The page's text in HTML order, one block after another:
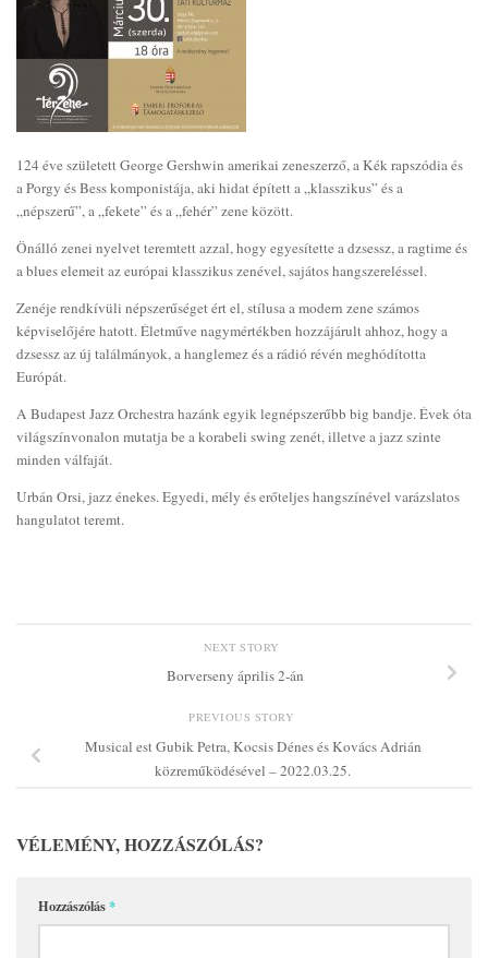
124 éve született George Gershwin amerikai zeneszerző, a Kék rapszódia és
a Porgy és Bess komponistája, aki hidat épített a „klasszikus” és a
„népszerű”, a „fekete” és a „fehér” zene között.
Önálló zenei nyelvet teremtett azzal, hogy egyesítette a dzsessz, a ragtime és
a blues elemeit az európai klasszikus zenével, sajátos hangszereléssel.
Zenéje rendkívüli népszerűséget ért el, stílusa a modern zene számos
képviselőjére hatott. Életműve nagymértékben hozzájárult ahhoz, hogy a
dzsessz az új találmányok, a hanglemez és a rádió révén meghódította
Európát.
A Budapest Jazz Orchestra hazánk egyik legnépszerűbb big bandje. Évek óta
világszínvonalon mutatja be a korabeli swing zenét, illetve a jazz szinte
minden válfaját.
Urbán Orsi, jazz énekes. Egyedi, mély és erőteljes hangszínével varázslatos
hangulatot teremt.
NEXT STORY
Borverseny április 2-án
PREVIOUS STORY
Musical est Gubik Petra, Kocsis Dénes és Kovács Adrián
közreműködésével – 2022.03.25.
VÉLEMÉNY, HOZZÁSZÓLÁS?
Hozzászólás*